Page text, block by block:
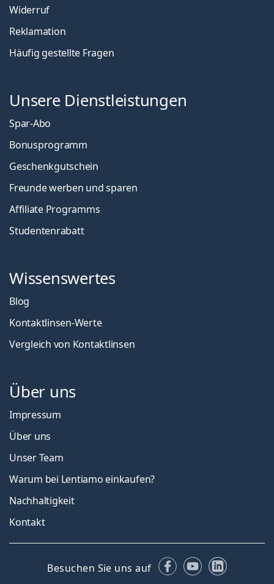
Widerruf
Reklamation
Häufig gestellte Fragen
Unsere Dienstleistungen
Spar-Abo
Bonusprogramm
Geschenkgutschein
Freunde werben und sparen
Affiliate Programms
Studentenrabatt
Wissenswertes
Blog
Kontaktlinsen-Werte
Vergleich von Kontaktlinsen
Über uns
Impressum
Über uns
Unser Team
Warum bei Lentiamo einkaufen?
Nachhaltigkeit
Kontakt
Besuchen Sie uns auf Facebook
YouTubeLinkedIn